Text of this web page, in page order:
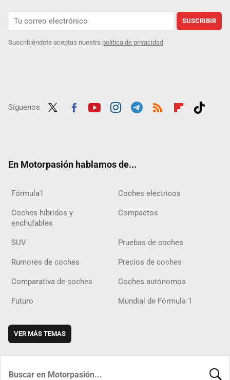
SUSCRIBIR
Suscribiéndote aceptas nuestra política de privacidad
Síguenos
En Motorpasión hablamos de...
Fórmula1 Coches eléctricos
Coches híbridos y
enchufables
Compactos
SUV Pruebas de coches
Rumores de coches Precios de coches
Comparativa de coches Coches autónomos
Futuro Mundial de Fórmula 1
VER MÁS TEMAS